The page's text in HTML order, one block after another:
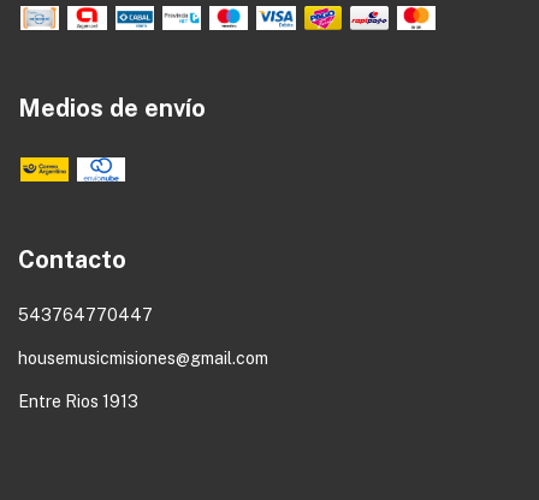
Medios de envío
Contacto
543764770447
housemusicmisiones@gmail.com
Entre Rios 1913